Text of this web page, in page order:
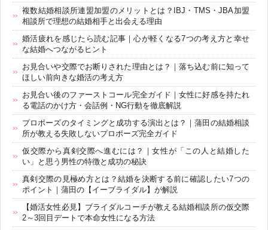
複数結婚相談所連盟加盟のメリットとは？IBJ・TMS・JBA加盟
相談所で理想の結婚相手と出会える理由
婚活疲れを感じたら読む記事｜心が軽くなる7つの考え方と幸せ
な結婚へつながるヒント
お見合いや交際でお断りされた理由とは？｜落ち込む前に知って
ほしい前向きな婚活の考え方
お見合い後のファーストコール完全ガイド｜女性に好感を持たれ
る電話のかけ方・会話例・NG行動を徹底解説
プロポーズのタイミングと成功する演出とは？｜蒲田の結婚相談
所が教える失敗しないプロポーズ完全ガイド
仮交際から真剣交際へ進むには？｜女性が「この人と結婚した
い」と思う男性の特徴と成功の秘訣
真剣交際の見極め方とは？結婚を決断する前に確認したい7つの
ポイント｜蒲田の【イーブライダル】が解説
【婚活女性必見】ブライダルコーチが教える結婚相談所の仮交際
2～3回目デートで本命女性になる方法